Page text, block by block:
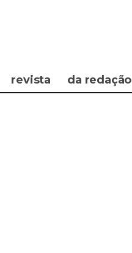
revista da redação